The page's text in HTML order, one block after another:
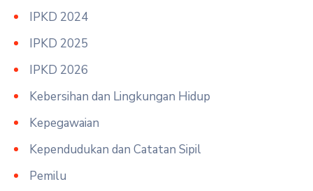
IPKD 2024
IPKD 2025
IPKD 2026
Kebersihan dan Lingkungan Hidup
Kepegawaian
Kependudukan dan Catatan Sipil
Pemilu